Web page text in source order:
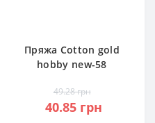
Пряжа Cotton gold
hobby new-58
49.28 грн
40.85 грн